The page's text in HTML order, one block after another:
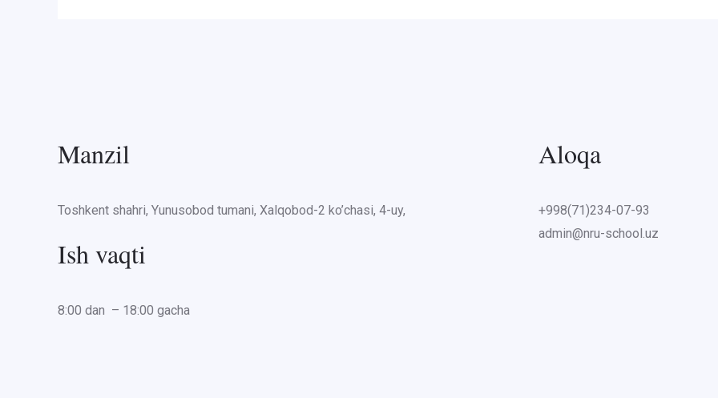
Manzil
Toshkent shahri, Yunusobod tumani, Xalqobod-2 ko’chasi, 4-uy,
Ish vaqti
8:00 dan – 18:00 gacha
Aloqa
+998(71)234-07-93
admin@nru-school.uz